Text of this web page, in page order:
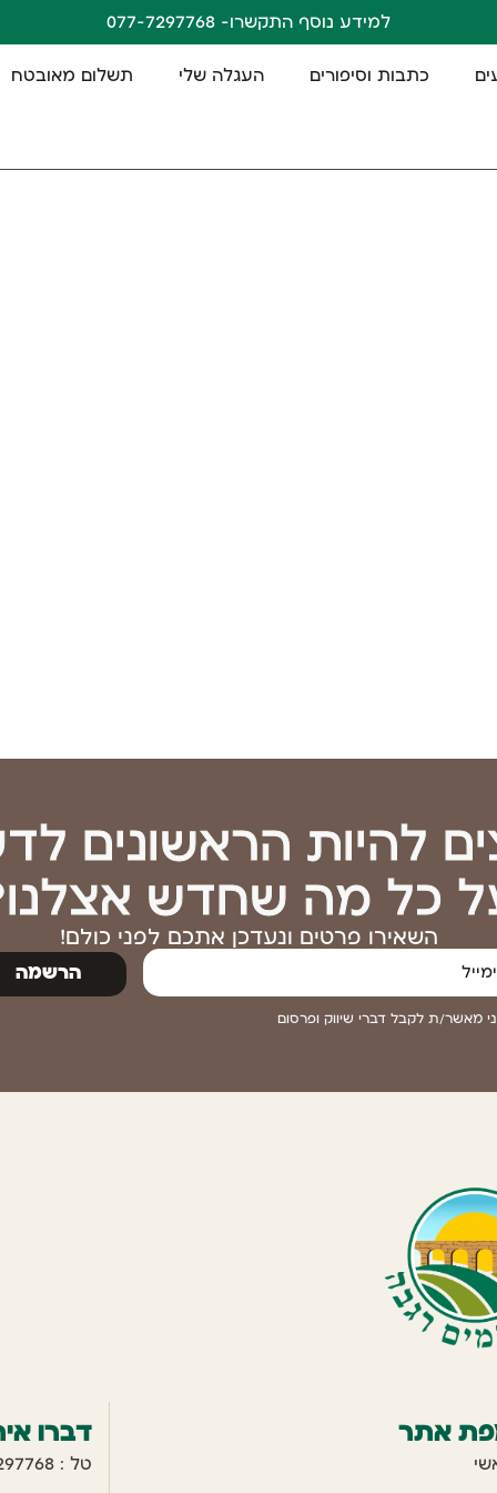
למידע נוסף התקשרו- 077-7297768
כתבות וסיפורים העגלה שלי תשלום מאובטח
להיות הראשונים
כל מה שחדש
השאירו פרטים ונעדכן אתכם לפני כולם!
מאשר/ת לקבל דברי שיווק ופרסום
הרשמה
אתר דברו
טל : 077-7297768